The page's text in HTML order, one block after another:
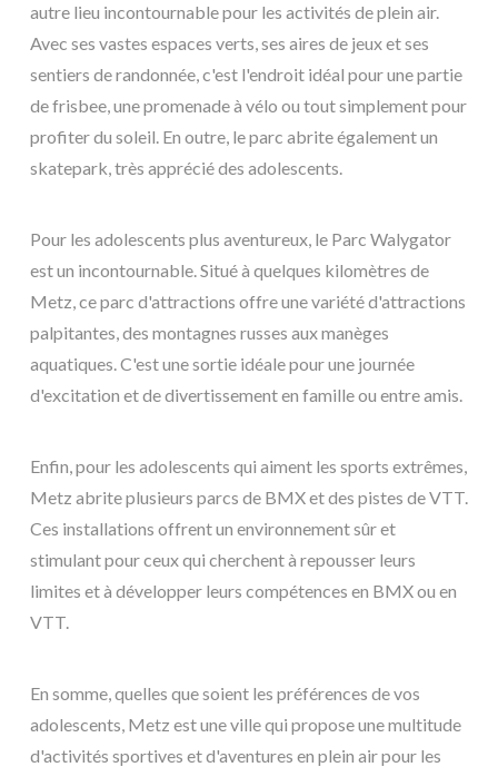
autre lieu incontournable pour les activités de plein air.
Avec ses vastes espaces verts, ses aires de jeux et ses
sentiers de randonnée, c'est l'endroit idéal pour une partie
de frisbee, une promenade à vélo ou tout simplement pour
profiter du soleil. En outre, le parc abrite également un
skatepark, très apprécié des adolescents.
Pour les adolescents plus aventureux, le Parc Walygator
est un incontournable. Situé à quelques kilomètres de
Metz, ce parc d'attractions offre une variété d'attractions
palpitantes, des montagnes russes aux manèges
aquatiques. C'est une sortie idéale pour une journée
d'excitation et de divertissement en famille ou entre amis.
Enfin, pour les adolescents qui aiment les sports extrêmes,
Metz abrite plusieurs parcs de BMX et des pistes de VTT.
Ces installations offrent un environnement sûr et
stimulant pour ceux qui cherchent à repousser leurs
limites et à développer leurs compétences en BMX ou en
VTT.
En somme, quelles que soient les préférences de vos
adolescents, Metz est une ville qui propose une multitude
d'activités sportives et d'aventures en plein air pour les